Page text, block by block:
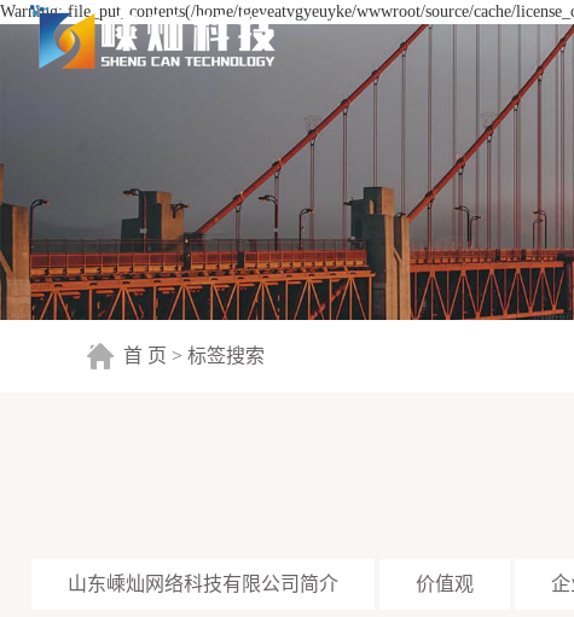
Warning: file_put_contents(/home/tgeyeatvgyeuyke/wwwroot/source/cache/
首 页 > 标签搜索
山东嵊灿网络科技有限公司简介 价值观 企